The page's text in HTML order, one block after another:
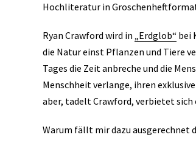
Hochliteratur in
Ryan Crawford wird in „Erdglob“ bei
die Natur einst Pflanzen und Tiere
Tages die Zeit anbreche und die
Menschheit verlange, ihren
aber, tadelt Crawford, verbietet sich
Warum fällt mir dazu ausgerechnet